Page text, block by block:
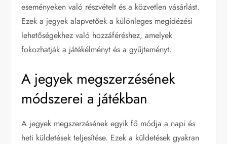
eseményeken való részvételt és a közvetlen vásárlást.
Ezek a jegyek alapvetőek a különleges megidézési
lehetőségekhez való hozzáféréshez, amelyek
fokozhatják a játékélményt és a gyűjteményt.
A jegyek megszerzésének
módszerei a játékban
A jegyek megszerzésének egyik fő módja a napi és
heti küldetések teljesítése. Ezek a küldetések gyakran